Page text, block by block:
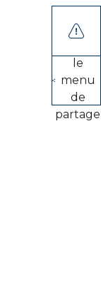
le
menu
de
partage